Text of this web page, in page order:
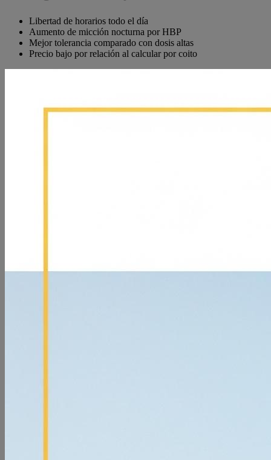
Libertad de horarios todo el día
Aumento de micción nocturna por HBP
Mejor tolerancia comparado con dosis altas
Precio bajo por relación al calcular por coito